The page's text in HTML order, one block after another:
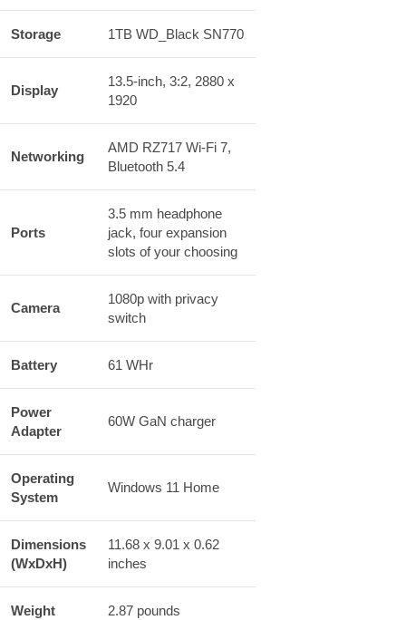
Storage 1TB WD_Black SN770
Display
13.5-inch, 3:2, 2880 x
1920
Networking
AMD RZ717 Wi-Fi 7,
Bluetooth 5.4
Ports
3.5 mm headphone
jack, four expansion
slots of your choosing
Camera
1080p with privacy
switch
Battery 61 WHr
Power
Adapter
60W GaN charger
Operating
System
Windows 11 Home
Dimensions
(WxDxH)
11.68 x 9.01 x 0.62
inches
Weight 2.87 pounds